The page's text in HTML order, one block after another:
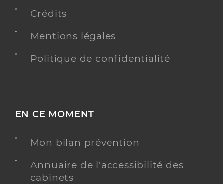
Crédits
Mentions légales
Politique de confidentialité
EN CE MOMENT
Mon bilan prévention
Annuaire de l'accessibilité des
cabinets